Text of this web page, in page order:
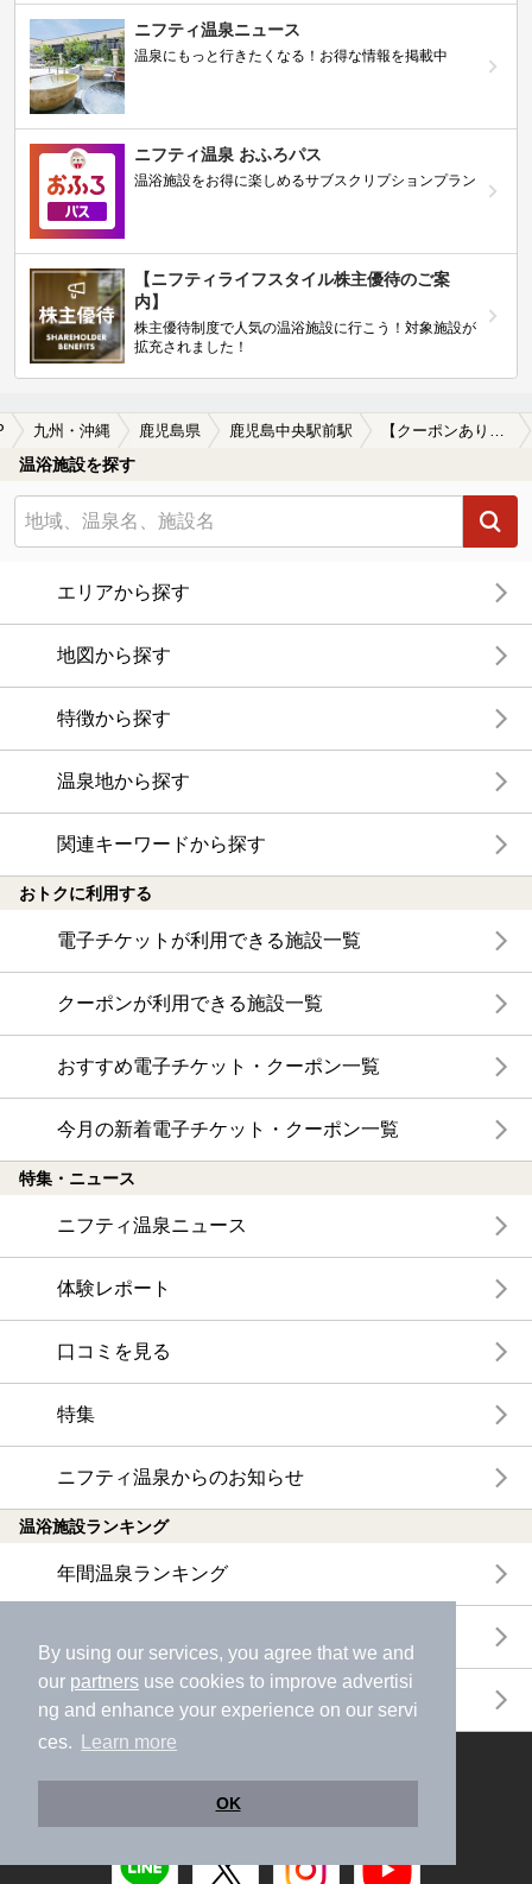
By using our services, you agree that we and
our partners use cookies to improve advertisi
ng and enhance your experience on our servi
ces.
Learn more
OK
ニフティ温泉ニュース
温泉にもっと行きたくなる！お得な情報を掲載中
ニフティ温泉 おふろパス
温浴施設をお得に楽しめるサブスクリプションプラン
【ニフティライフスタイル株主優待のご案
内】
株主優待制度で人気の温浴施設に行こう！対象施設が
拡充されました！
九州・沖縄 鹿児島県 鹿児島中央駅前駅 【クーポンあり】鹿児島中央駅前駅近くの温泉宿・温泉旅館・ホテルおすすめ(2026年版)
温浴施設を探す
エリアから探す
地図から探す
特徴から探す
温泉地から探す
関連キーワードから探す
おトクに利用する
電子チケットが利用できる施設一覧
クーポンが利用できる施設一覧
おすすめ電子チケット・クーポン一覧
今月の新着電子チケット・クーポン一覧
特集・ニュース
ニフティ温泉ニュース
体験レポート
口コミを見る
特集
ニフティ温泉からのお知らせ
温浴施設ランキング
年間温泉ランキング
サウナランキング
おトク情報やクーポン情報を受け取ろう